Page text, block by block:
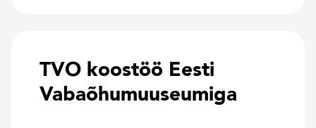
TVO koostöö Eesti
Vabaõhumuuseumiga